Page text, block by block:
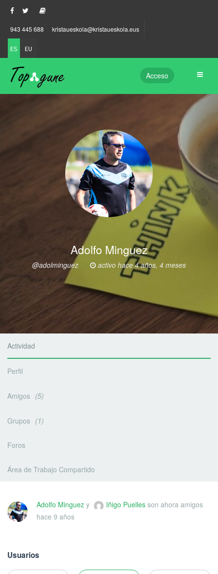
943 445 688 kristaueskola@kristaueskola.eus
ES EU
Acceso
Adolfo Minguez
@adolminguez activo hace 4 años, 4 meses
Actividad
Perfil
Amigos 5
Grupos 1
Foros
Área de Trabajo Compartido
Adolfo Minguez y Iñigo Puelles son ahora amigos
hace 9 años
Usuarios